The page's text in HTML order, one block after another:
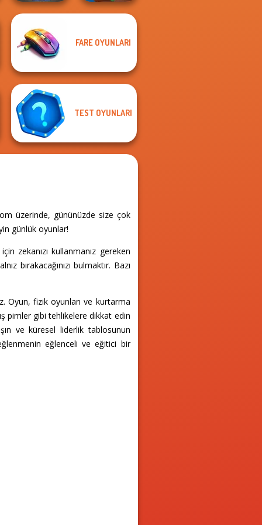
Skibidi Toilet
Puzzle
Om Nom Tower
FARE OYUNLARI
TEST OYUNLARI
üzerinde, gününüzde size çok
günlük oyunlar!
zekanızı kullanmanız gereken
bırakacağınızı bulmaktır. Bazı
Oyun, fizik oyunları ve kurtarma
pimler gibi tehlikelere dikkat edin
ve küresel liderlik tablosunun
eğlenceli ve eğitici bir